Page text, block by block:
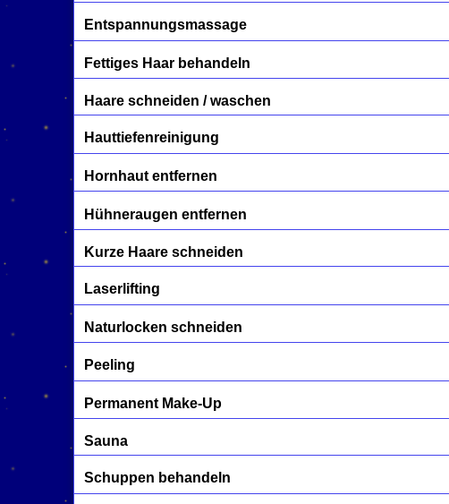
Entspannungsmassage
Fettiges Haar behandeln
Haare schneiden / waschen
Hauttiefenreinigung
Hornhaut entfernen
Hühneraugen entfernen
Kurze Haare schneiden
Laserlifting
Naturlocken schneiden
Peeling
Permanent Make-Up
Sauna
Schuppen behandeln